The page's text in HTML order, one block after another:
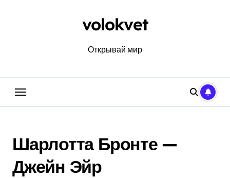
volokvet
Открывай мир
Шарлотта Бронте —
Джейн Эйр